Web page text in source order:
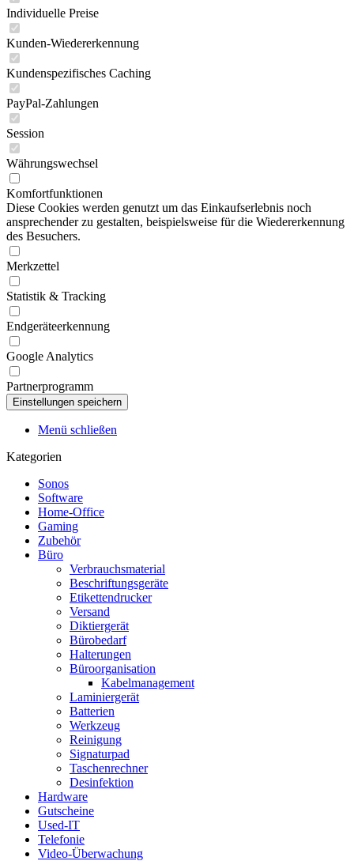
Individuelle Preise
Kunden-Wiedererkennung
Kundenspezifisches Caching
PayPal-Zahlungen
Session
Währungswechsel
Komfortfunktionen
Diese Cookies werden genutzt um das Einkaufserlebnis noch
ansprechender zu gestalten, beispielsweise für die Wiedererkennung
des Besuchers.
Merkzettel
Statistik & Tracking
Endgeräteerkennung
Google Analytics
Partnerprogramm
Menü schließen
Kategorien
Sonos
Software
Home-Office
Gaming
Zubehör
Büro
Verbrauchsmaterial
Beschriftungsgeräte
Etikettendrucker
Versand
Diktiergerät
Bürobedarf
Halterungen
Büroorganisation
Kabelmanagement
Laminiergerät
Batterien
Werkzeug
Reinigung
Signaturpad
Taschenrechner
Desinfektion
Hardware
Gutscheine
Used-IT
Telefonie
Video-Überwachung